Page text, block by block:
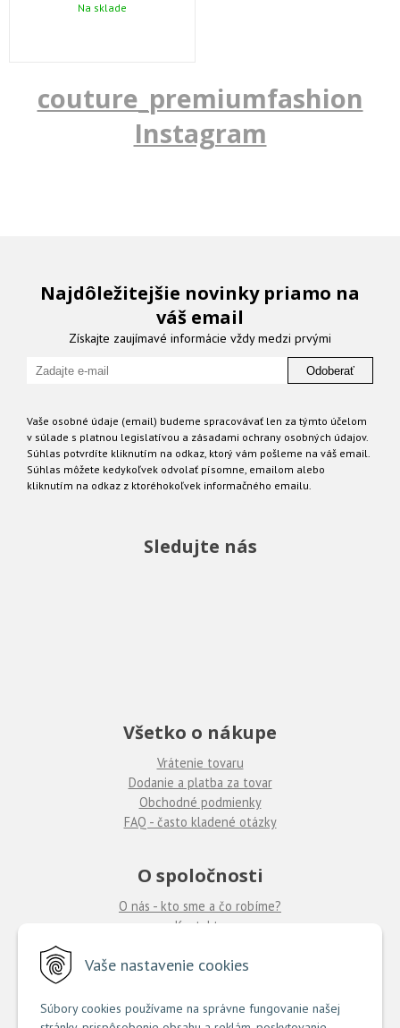
Vaše nastavenie cookies
Súbory cookies používame na správne fungovanie našej
Na sklade
couture_premiumfashion
Instagram
Najdôležitejšie novinky priamo na
váš email
Získajte zaujímavé informácie vždy medzi prvými
Odoberať
Vaše osobné údaje (email) budeme spracovávať len za týmto účelom
v súlade s platnou legislatívou a zásadami ochrany osobných údajov.
Súhlas potvrdíte kliknutím na odkaz, ktorý vám pošleme na váš email.
Súhlas môžete kedykoľvek odvolať písomne, emailom alebo
kliknutím na odkaz z ktoréhokoľvek informačného emailu.
Sledujte nás
Všetko o nákupe
Vrátenie tovaru
Dodanie a platba za tovar
Obchodné podmienky
FAQ - často kladené otázky
O spoločnosti
O nás - kto sme a čo robíme?
Kontakty
Predajne COUTURE